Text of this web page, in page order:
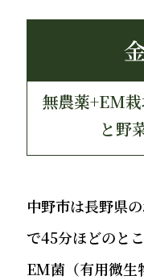
無農薬+EM
と野
中野市は長野県
で45分ほどのと
EM菌（有用微生